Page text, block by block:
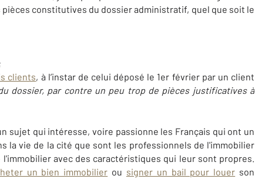
constitutives du dossier administratif, quel que soit le
clients, à l’instar de celui déposé le 1er février par un client
dossier, par contre un peu trop de pièces justificatives à
sujet qui intéresse, voire passionne les Français qui ont un
la vie de la cité que sont les professionnels de l'immobilier
l'immobilier avec des caractéristiques qui leur sont propres.
un bien immobilier ou signer un bail pour louer son